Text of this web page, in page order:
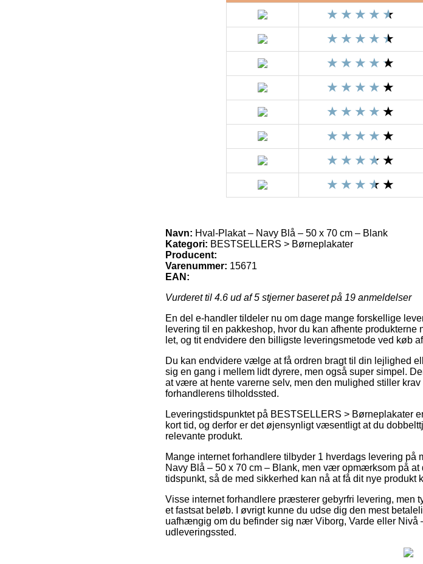
Navn: Hval-Plakat – Navy Blå – 50 x 70 cm – Blank
Kategori: BESTSELLERS > Børneplakater
Producent:
Varenummer: 15671
EAN:
Vurderet til 4.6 ud af 5 stjerner baseret på 19 anmeldelser
En del e-handler tildeler nu om dage mange forskellige
levering til en pakkeshop, hvor du kan afhente
let, og tit endvidere den billigste leveringsmetode ved køb
Du kan endvidere vælge at få ordren bragt til din lejlighed
sig en gang i mellem lidt dyrere, men også super simpel.
at være at hente varerne selv, men den mulighed stiller
forhandlerens tilholdssted.
Leveringstidspunktet på BESTSELLERS > Børneplakater
kort tid, og derfor er det øjensynligt væsentligt at du
relevante produkt.
Mange internet forhandlere tilbyder 1 hverdags levering
Navy Blå – 50 x 70 cm – Blank, men vær opmærksom på
tidspunkt, så de med sikkerhed kan nå at få dit nye produkt
Visse internet forhandlere præsterer gebyrfri levering, men
et fastsat beløb. I øvrigt kunne du udse dig den mest
uafhængig om du befinder sig nær Viborg, Varde eller Nivå
udleveringssted.